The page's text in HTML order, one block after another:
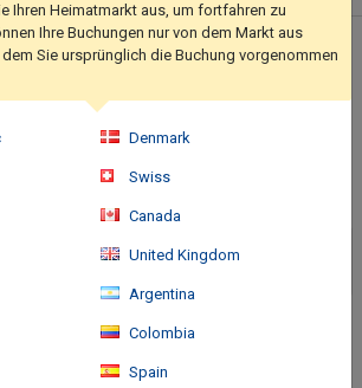
ATOUT France.. Featured amenities
in and a vending machine. Free self
Ihren Heimatmarkt aus, um fortfahren zu
Ihre Buchungen nur von dem Markt aus
Sie ursprünglich die Buchung vorgenommen
Denmark
Swiss
Canada
United Kingdom
Argentina
Colombia
Spain